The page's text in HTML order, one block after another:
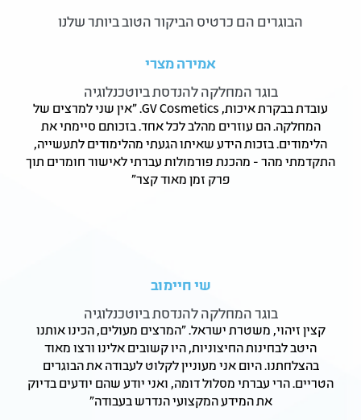
הבוגרים הם כרטיס הביקור הטוב ביותר שלנו
אמירה מצרי
בוגר המחלקה להנדסת ביוטכנלוגיה
עובדת בבקרת איכות, GV Cosmetics. "אין שני למרצים של
המחלקה. הם עוזרים מהלב לכל אחד. בזכותם סיימתי את
הלימודים. בזכות הידע שאיתו הגעתי מהלימודים לתעשייה,
התקדמתי מהר - מהכנת פורמולות עברתי לאישור חומרים תוך
פרק זמן מאוד קצר"
שי חיימוב
בוגר המחלקה להנדסת ביוטכנלוגיה
קצין זיהוי, משטרת ישראל. "המרצים מעולים, הכינו אותנו
היטב לבחינות החיצוניות, היו קשובים אלינו ורצו מאוד
בהצלחתנו. היום אני מעוניין לקלוט לעבודה את הבוגרים
הטריים. הרי עברתי מסלול דומה, ואני יודע שהם יודעים בדיוק
את המידע המקצועי הנדרש בעבודה"